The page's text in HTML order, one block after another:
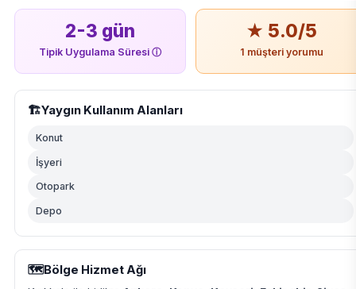
2-3 gün
Tipik Uygulama Süresi ⓘ
★ 5.0/5
1 müşteri yorumu
🏗️Yaygın Kullanım Alanları
Konut
İşyeri
Otopark
Depo
🗺️Bölge Hizmet Ağı